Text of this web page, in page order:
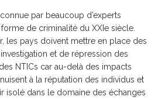
par beaucoup d’experts
de criminalité du XXIe siècle.
les pays doivent mettre en place des
et de répression des
NTICs car au-delà des impacts
à la réputation des individus et
isolé dans le domaine des échanges